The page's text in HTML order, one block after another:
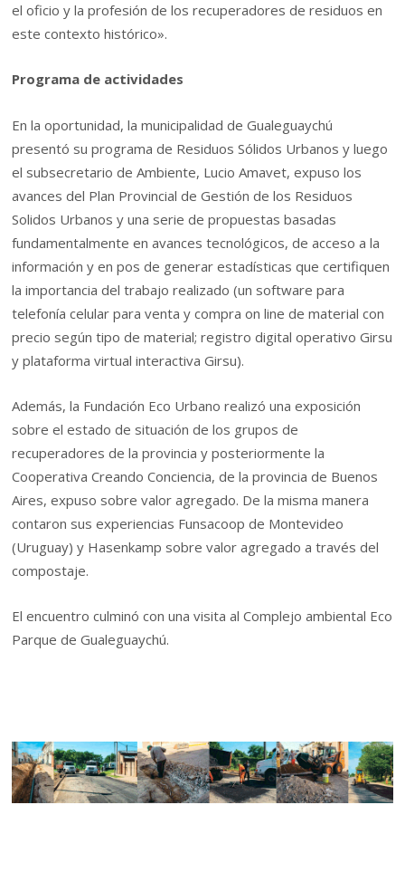
el oficio y la profesión de los recuperadores de residuos en
este contexto histórico».
Programa de actividades
En la oportunidad, la municipalidad de Gualeguaychú
presentó su programa de Residuos Sólidos Urbanos y luego
el subsecretario de Ambiente, Lucio Amavet, expuso los
avances del Plan Provincial de Gestión de los Residuos
Solidos Urbanos y una serie de propuestas basadas
fundamentalmente en avances tecnológicos, de acceso a la
información y en pos de generar estadísticas que certifiquen
la importancia del trabajo realizado (un software para
telefonía celular para venta y compra on line de material con
precio según tipo de material; registro digital operativo Girsu
y plataforma virtual interactiva Girsu).
Además, la Fundación Eco Urbano realizó una exposición
sobre el estado de situación de los grupos de
recuperadores de la provincia y posteriormente la
Cooperativa Creando Conciencia, de la provincia de Buenos
Aires, expuso sobre valor agregado. De la misma manera
contaron sus experiencias Funsacoop de Montevideo
(Uruguay) y Hasenkamp sobre valor agregado a través del
compostaje.
El encuentro culminó con una visita al Complejo ambiental Eco
Parque de Gualeguaychú.